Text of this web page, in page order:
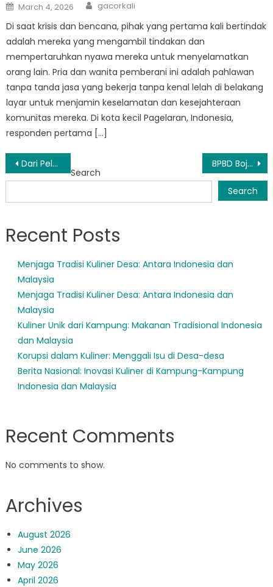
Posted
on
March 4, 2026 Author
gacorkali
Di saat krisis dan bencana, pihak yang pertama kali bertindak
adalah mereka yang mengambil tindakan dan
mempertaruhkan nyawa mereka untuk menyelamatkan
orang lain. Pria dan wanita pemberani ini adalah pahlawan
tanpa tanda jasa yang bekerja tanpa kenal lelah di belakang
layar untuk menjamin keselamatan dan kesejahteraan
komunitas mereka. Di kota kecil Pagelaran, Indonesia,
responden pertama […]
Post
navigation
Dari Pelatihan ke Aksi: Bagaimana BPBD Mandalawangi Menyelamatkan Nyawa di Saat Krisis BPBD Bojong Bermitra dengan Pemerintah Daerah untuk Meningkatkan Strategi Pengurangan Risiko Bencana
Search
Search
Recent Posts
Menjaga Tradisi Kuliner Desa: Antara Indonesia dan
Malaysia
Menjaga Tradisi Kuliner Desa: Antara Indonesia dan
Malaysia
Kuliner Unik dari Kampung: Makanan Tradisional Indonesia
dan Malaysia
Korupsi dalam Kuliner: Menggali Isu di Desa-desa
Berita Nasional: Inovasi Kuliner di Kampung-Kampung
Indonesia dan Malaysia
Recent Comments
No comments to show.
Archives
August 2026
June 2026
May 2026
April 2026